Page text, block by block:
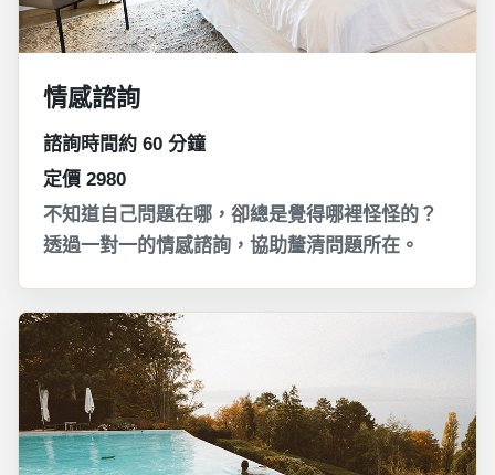
情感諮詢
諮詢時間約 60 分鐘
定價 2980
不知道自己問題在哪，卻總是覺得哪裡怪怪的？
透過一對一的情感諮詢，協助釐清問題所在。